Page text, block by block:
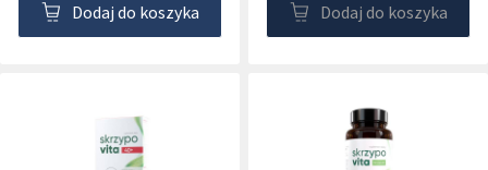
Dodaj do koszyka Dodaj do koszyka